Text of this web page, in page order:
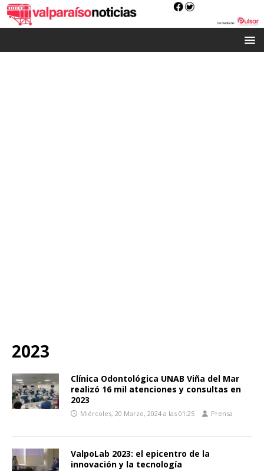
2023
Clínica Odontológica UNAB Viña del Mar
realizó 16 mil atenciones y consultas en
2023
Miércoles, 20 Marzo, 2024 a las 01:25 Prensa
ValpoLab 2023: el epicentro de la
innovación y la tecnología